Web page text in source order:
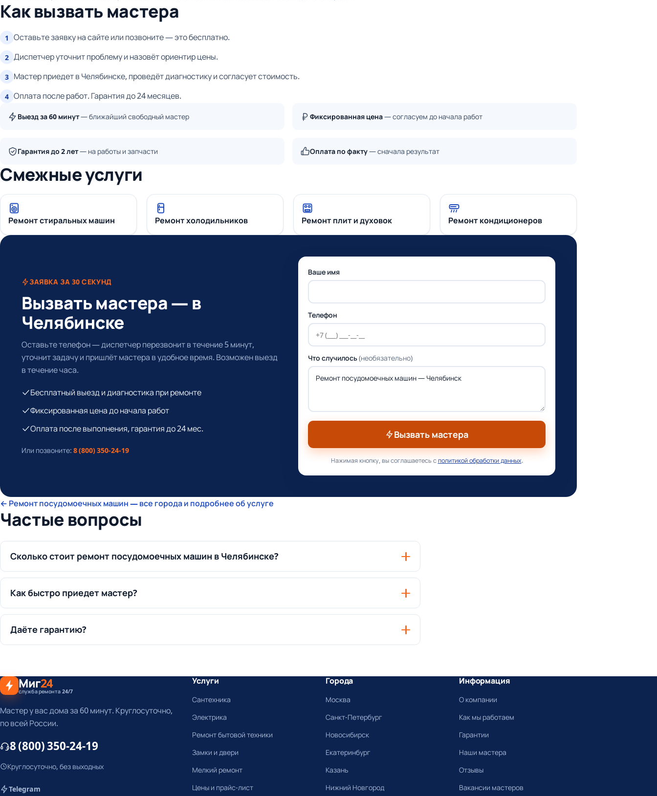
Как вызвать мастера
1 Оставьте заявку на сайте или позвоните — это бесплатно.
2 Диспетчер уточнит проблему и назовёт ориентир цены.
3 Мастер приедет в Челябинске, проведёт диагностику и согласует стоимость.
4 Оплата после работ. Гарантия до 24 месяцев.
Выезд за 60 минут— ближайший свободный мастер Фиксированная цена— согласуем до начала работ
Гарантия до 2 лет— на работы и запчасти Оплата по факту— сначала результат
Смежные услуги
Ремонт стиральных машин Ремонт холодильников Ремонт плит и духовок Ремонт кондиционеров
ЗАЯВКА ЗА 30 СЕКУНД
Вызвать мастера — в
Челябинске
Оставьте телефон — диспетчер перезвонит в течение 5 минут,
уточнит задачу и пришлёт мастера в удобное время. Возможен выезд
в течение часа.
Бесплатный выезд и диагностика при ремонте
Фиксированная цена до начала работ
Оплата после выполнения, гарантия до 24 мес.
Или позвоните: 8 (800) 350-24-19
Ваше имя
Телефон
Что случилось(необязательно)
Вызвать мастера
Нажимая кнопку, вы соглашаетесь сполитикой обработки данных.
← Ремонт посудомоечных машин — все города и подробнее об услуге
Частые вопросы
Сколько стоит ремонт посудомоечных машин в Челябинске?
Как быстро приедет мастер?
Даёте гарантию?
Миг24
служба ремонта 24/7
Мастер у вас дома за 60 минут. Круглосуточно,
по всей России.
8 (800) 350-24-19
Круглосуточно, без выходных
Telegram
Услуги
Сантехника
Электрика
Ремонт бытовой техники
Замки и двери
Мелкий ремонт
Цены и прайс-лист
Города
Москва
Санкт-Петербург
Новосибирск
Екатеринбург
Казань
Нижний Новгород
Информация
О компании
Как мы работаем
Гарантии
Наши мастера
Отзывы
Вакансии мастеров